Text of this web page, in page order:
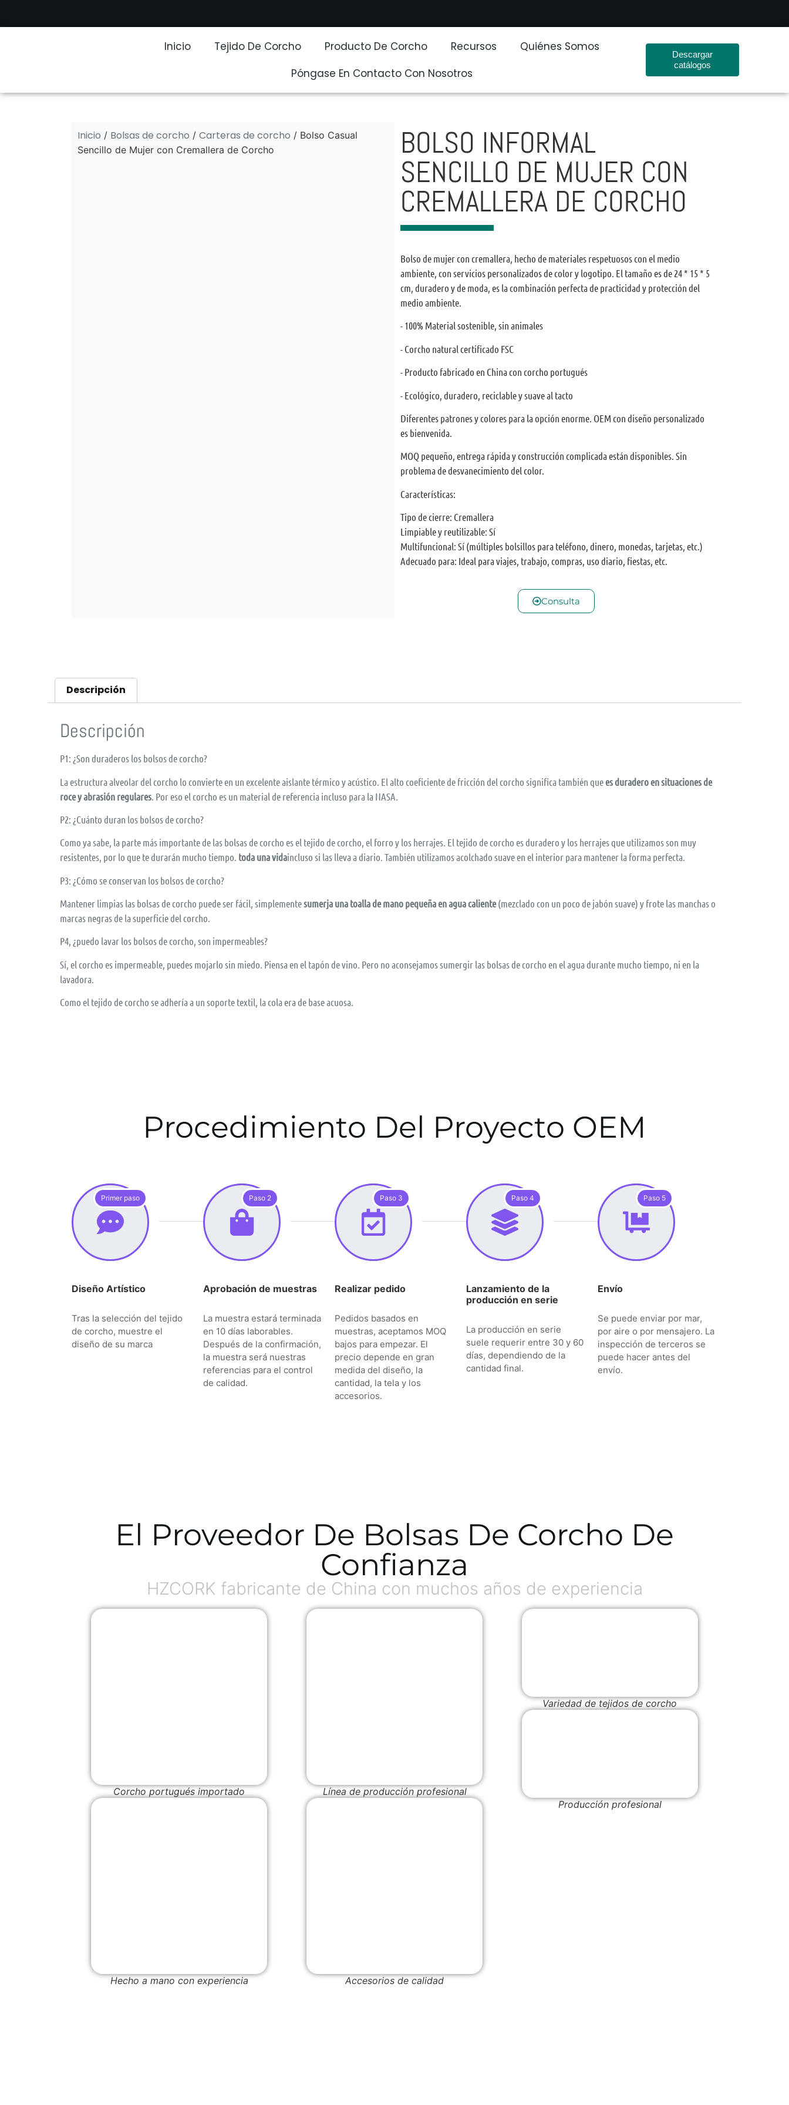
Inicio Tejido De Corcho Producto De Corcho Recursos
Quiénes Somos
Póngase En Contacto Con Nosotros
Descargar
catálogos
Inicio / Bolsas de corcho / Carteras de corcho / Bolso Casual
Sencillo de Mujer con Cremallera de Corcho
BOLSO INFORMAL
SENCILLO DE MUJER CON
CREMALLERA DE CORCHO
Bolso de mujer con cremallera, hecho de materiales respetuosos con el medio
ambiente, con servicios personalizados de color y logotipo. El tamaño es de 24 * 15 * 5
cm, duradero y de moda, es la combinación perfecta de practicidad y protección del
medio ambiente.
- 100% Material sostenible, sin animales
- Corcho natural certificado FSC
- Producto fabricado en China con corcho portugués
- Ecológico, duradero, reciclable y suave al tacto
Diferentes patrones y colores para la opción enorme. OEM con diseño personalizado
es bienvenida.
MOQ pequeño, entrega rápida y construcción complicada están disponibles. Sin
problema de desvanecimiento del color.
Características:
Tipo de cierre: Cremallera
Limpiable y reutilizable: Sí
Multifuncional: Sí (múltiples bolsillos para teléfono, dinero, monedas, tarjetas, etc.)
Adecuado para: Ideal para viajes, trabajo, compras, uso diario, fiestas, etc.
Consulta
Descripción
Descripción
P1: ¿Son duraderos los bolsos de corcho?
La estructura alveolar del corcho lo convierte en un excelente aislante térmico y acústico. El alto coeficiente de fricción del corcho significa también que es duradero en situaciones de
roce y abrasión regulares . Por eso el corcho es un material de referencia incluso para la NASA.
P2: ¿Cuánto duran los bolsos de corcho?
Como ya sabe, la parte más importante de las bolsas de corcho es el tejido de corcho, el forro y los herrajes. El tejido de corcho es duradero y los herrajes que utilizamos son muy
resistentes, por lo que te durarán mucho tiempo. toda una vidaincluso si las lleva a diario. También utilizamos acolchado suave en el interior para mantener la forma perfecta.
P3: ¿Cómo se conservan los bolsos de corcho?
Mantener limpias las bolsas de corcho puede ser fácil, simplementesumerja una toalla de mano pequeña en agua caliente(mezclado con un poco de jabón suave) y frote las manchas o
marcas negras de la superficie del corcho.
P4, ¿puedo lavar los bolsos de corcho, son impermeables?
Sí, el corcho es impermeable, puedes mojarlo sin miedo. Piensa en el tapón de vino. Pero no aconsejamos sumergir las bolsas de corcho en el agua durante mucho tiempo, ni en la
lavadora.
Como el tejido de corcho se adhería a un soporte textil, la cola era de base acuosa.
Procedimiento Del Proyecto OEM
Primer paso
Diseño Artístico
Tras la selección del tejido
de corcho, muestre el
diseño de su marca
Paso 2
Aprobación de muestras
La muestra estará terminada
en 10 días laborables.
Después de la confirmación,
la muestra será nuestras
referencias para el control
de calidad.
Paso 3
Realizar pedido
Pedidos basados en
muestras, aceptamos MOQ
bajos para empezar. El
precio depende en gran
medida del diseño, la
cantidad, la tela y los
accesorios.
Paso 4
Lanzamiento de la
producción en serie
La producción en serie
suele requerir entre 30 y 60
días, dependiendo de la
cantidad final.
Paso 5
Envío
Se puede enviar por mar,
por aire o por mensajero. La
inspección de terceros se
puede hacer antes del
envío.
El Proveedor De Bolsas De Corcho De
Confianza
HZCORK fabricante de China con muchos años de experiencia
Corcho portugués importado
Hecho a mano con experiencia
Línea de producción profesional
Accesorios de calidad
Variedad de tejidos de corcho
Producción profesional